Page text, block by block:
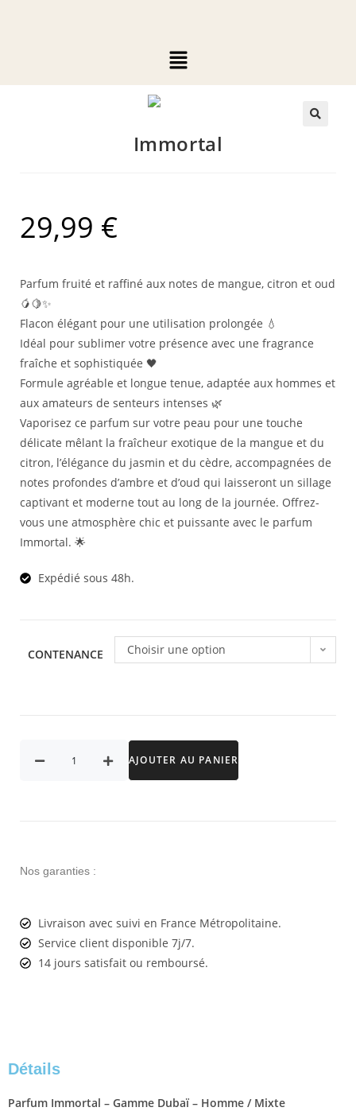
Immortal
29,99 €
Parfum fruité et raffiné aux notes de mangue, citron et oud
🥭🍋✨
Flacon élégant pour une utilisation prolongée 💧
Idéal pour sublimer votre présence avec une fragrance
fraîche et sophistiquée 🖤
Formule agréable et longue tenue, adaptée aux hommes et
aux amateurs de senteurs intenses 🌿
Vaporisez ce parfum sur votre peau pour une touche
délicate mêlant la fraîcheur exotique de la mangue et du
citron, l’élégance du jasmin et du cèdre, accompagnées de
notes profondes d’ambre et d’oud qui laisseront un sillage
captivant et moderne tout au long de la journée. Offrez-
vous une atmosphère chic et puissante avec le parfum
Immortal. 🌟
Expédié sous 48h.
CONTENANCE Choisir une option
AJOUTER AU PANIER
Nos garanties :
Livraison avec suivi en France Métropolitaine.
Service client disponible 7j/7.
14 jours satisfait ou remboursé.
Détails
Parfum Immortal – Gamme Dubaï – Homme / Mixte